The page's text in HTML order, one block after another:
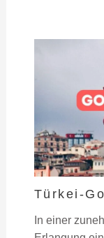
Türkei-
In einer